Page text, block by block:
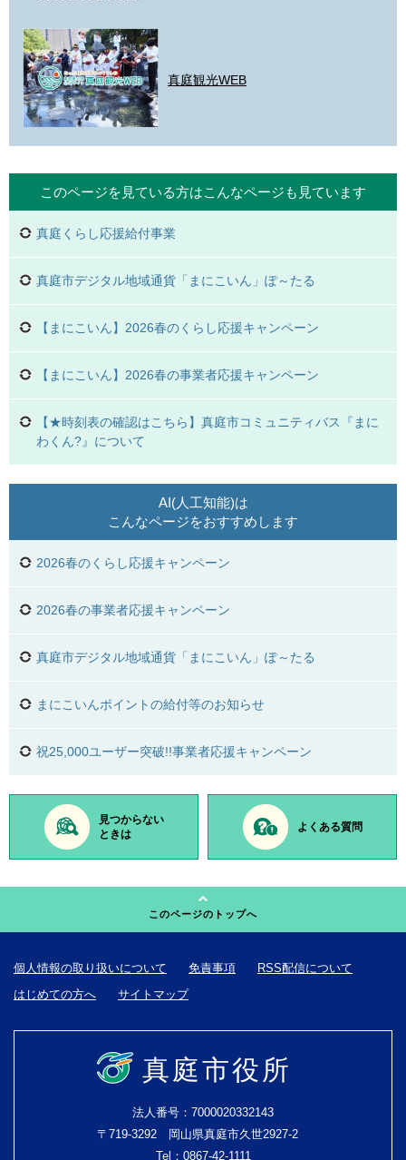
真庭観光WEB
このページを見ている方はこんなページも見ています
真庭くらし応援給付事業
真庭市デジタル地域通貨「まにこいん」ぽ～たる
【まにこいん】2026春のくらし応援キャンペーン
【まにこいん】2026春の事業者応援キャンペーン
【★時刻表の確認はこちら】真庭市コミュニティバス『まに
わくん?』について
AI(人工知能)は
こんなページをおすすめします
2026春のくらし応援キャンペーン
2026春の事業者応援キャンペーン
真庭市デジタル地域通貨「まにこいん」ぽ～たる
まにこいんポイントの給付等のお知らせ
祝25,000ユーザー突破!!事業者応援キャンペーン
見つからない
ときは
よくある質問
このページのトップへ
個人情報の取り扱いについて 免責事項
RSS配信について
はじめての方へ
サイトマップ
真庭市役所
法人番号：7000020332143
〒719-3292 岡山県真庭市久世2927-2
Tel：0867-42-1111